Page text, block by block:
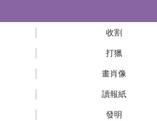
收割
打獵
畫肖像
讀報紙
發明